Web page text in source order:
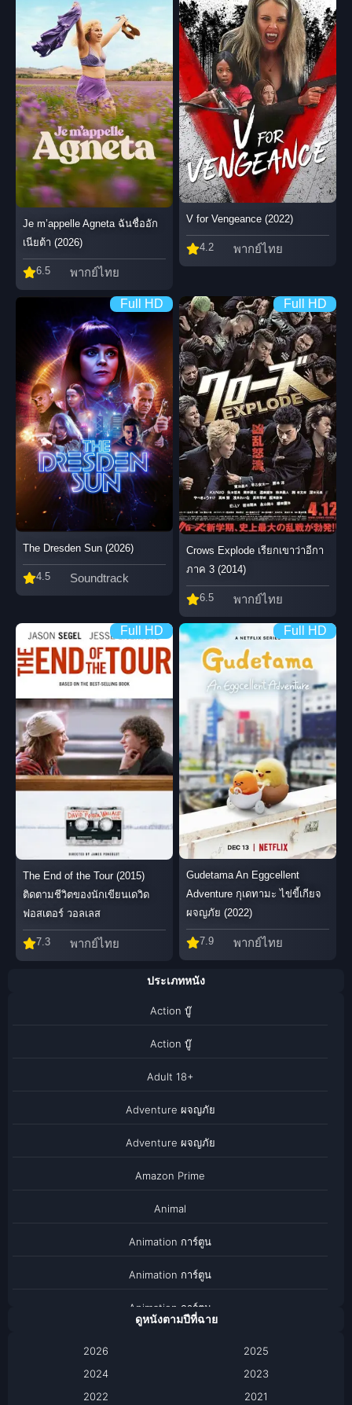
Je m’appelle Agneta ฉันชื่ออัก
เนียต้า (2026)
6.5 พากย์ไทย
V for Vengeance (2022)
4.2 พากย์ไทย
Full HD
The Dresden Sun (2026)
4.5 Soundtrack
Full HD
Crows Explode เรียกเขาว่าอีกา
ภาค 3 (2014)
6.5 พากย์ไทย
Full HD
The End of the Tour (2015)
ติดตามชีวิตของนักเขียนเดวิด
ฟอสเตอร์ วอลเลส
7.3 พากย์ไทย
Full HD
Gudetama An Eggcellent
Adventure กุเดทามะ ไข่ขี้เกียจ
ผจญภัย (2022)
7.9 พากย์ไทย
ประเภทหนัง
Action บู๊
Action บู๊
Adult 18+
Adventure ผจญภัย
Adventure ผจญภัย
Amazon Prime
Animal
Animation การ์ตูน
Animation การ์ตูน
Animation การ์ตูน
ดูหนังตามปีที่ฉาย
2026
2025
2024
2023
2022
2021